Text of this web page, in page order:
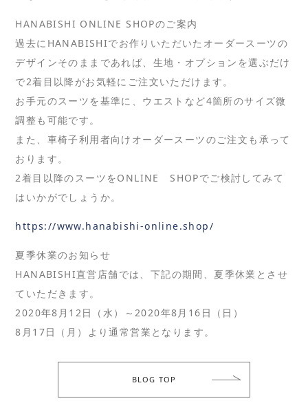
HANABISHI ONLINE SHOPのご案内
過去にHANABISHIでお作りいただいたオーダースーツの
デザインそのままであれば、生地・オプションを選ぶだけ
で2着目以降がお気軽にご注文いただけます。
お手元のスーツを基準に、ウエストなど4箇所のサイズ微
調整も可能です。
また、車椅子利用者向けオーダースーツのご注文も承って
おります。
2着目以降のスーツをONLINE SHOPでご検討してみて
はいかがでしょうか。
https://www.hanabishi-online.shop/
夏季休業のお知らせ
HANABISHI直営店舗では、下記の期間、夏季休業とさせ
ていただきます。
2020年8月12日（水）～2020年8月16日（日）
8月17日（月）より通常営業となります。
BLOG TOP